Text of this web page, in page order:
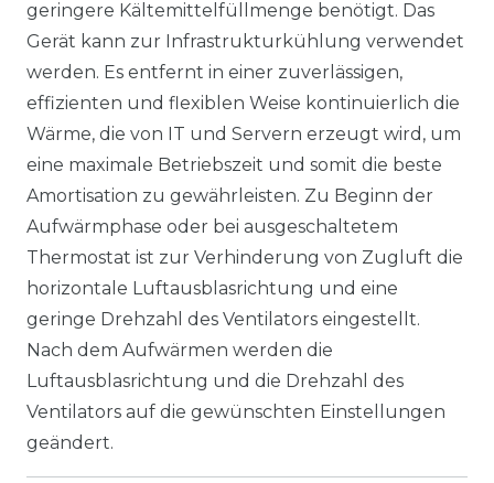
geringere Kältemittelfüllmenge benötigt. Das
Gerät kann zur Infrastrukturkühlung verwendet
werden. Es entfernt in einer zuverlässigen,
effizienten und flexiblen Weise kontinuierlich die
Wärme, die von IT und Servern erzeugt wird, um
eine maximale Betriebszeit und somit die beste
Amortisation zu gewährleisten. Zu Beginn der
Aufwärmphase oder bei ausgeschaltetem
Thermostat ist zur Verhinderung von Zugluft die
horizontale Luftausblasrichtung und eine
geringe Drehzahl des Ventilators eingestellt.
Nach dem Aufwärmen werden die
Luftausblasrichtung und die Drehzahl des
Ventilators auf die gewünschten Einstellungen
geändert.